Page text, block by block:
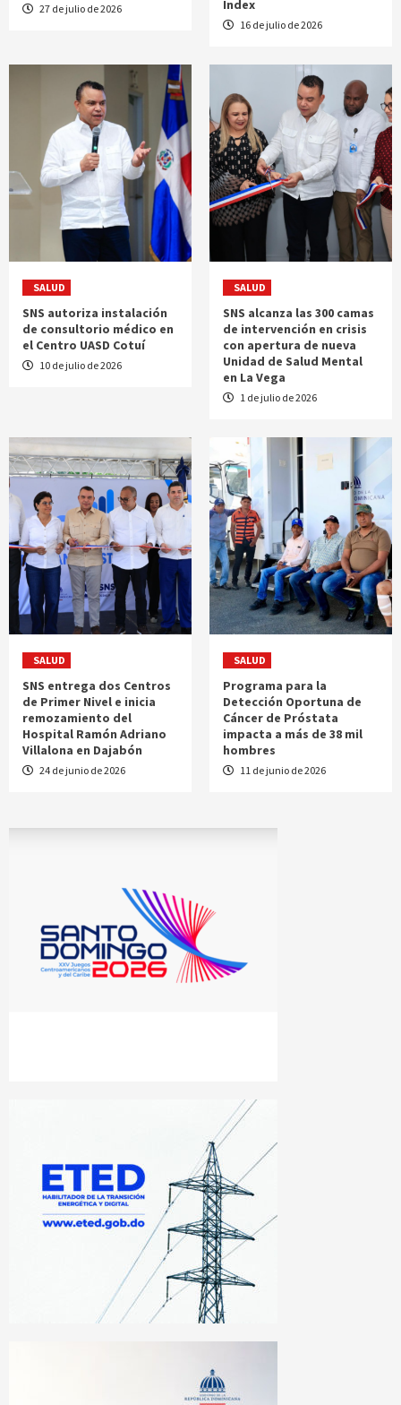
27 de julio de 2026
Index
16 de julio de 2026
SALUD
SNS autoriza instalación
de consultorio médico en
el Centro UASD Cotuí
10 de julio de 2026
SALUD
SNS alcanza las 300 camas
de intervención en crisis
con apertura de nueva
Unidad de Salud Mental
en La Vega
1 de julio de 2026
SALUD
SNS entrega dos Centros
de Primer Nivel e inicia
remozamiento del
Hospital Ramón Adriano
Villalona en Dajabón
24 de junio de 2026
SALUD
Programa para la
Detección Oportuna de
Cáncer de Próstata
impacta a más de 38 mil
hombres
11 de junio de 2026